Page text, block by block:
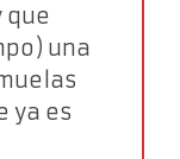
que
una
ya es